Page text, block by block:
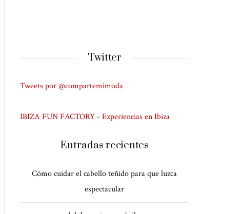
Twitter
Tweets por @compartemimoda
IBIZA FUN FACTORY - Experiencias en Ibiza
Entradas recientes
Cómo cuidar el cabello teñido para que luzca
espectacular